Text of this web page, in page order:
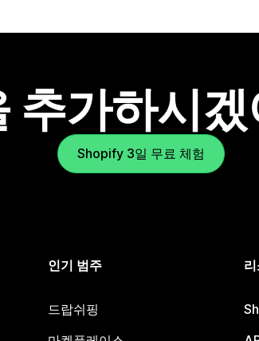
추가하시
Shopify 3일 무료 체험
인기 범주
드랍쉬핑